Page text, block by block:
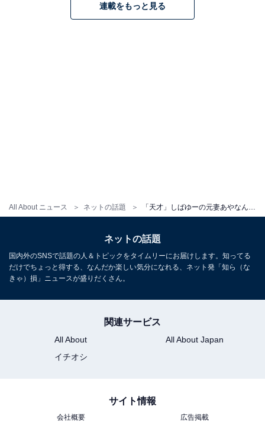
All About ニュース ネットの話題
連載をもっと見る
ネットの話題
国内外のSNSで話題の人＆トピックをタイムリーにお届けします。知ってる
だけでちょっと得する、なんだか楽しい気分になれる、ネット発「知ら（な
きゃ）損」ニュースが盛りだくさん。
関連サービス
All About
All About Japan
イチオシ
サイト情報
会社概要
広告掲載